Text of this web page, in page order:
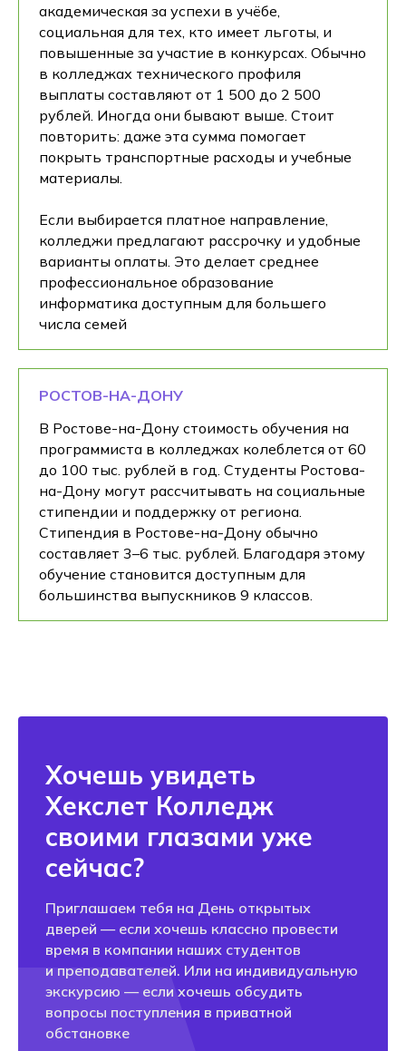
академическая за успехи в учёбе,
социальная для тех, кто имеет льготы, и
повышенные за участие в конкурсах. Обычно
в колледжах технического профиля
выплаты составляют от 1 500 до 2 500
рублей. Иногда они бывают выше. Стоит
повторить: даже эта сумма помогает
покрыть транспортные расходы и учебные
материалы.
Если выбирается платное направление,
колледжи предлагают рассрочку и удобные
варианты оплаты. Это делает среднее
профессиональное образование
информатика доступным для большего
числа семей
РОСТОВ-НА-ДОНУ
В Ростове-на-Дону стоимость обучения на
программиста в колледжах колеблется от 60
до 100 тыс. рублей в год. Студенты Ростова-
на-Дону могут рассчитывать на социальные
стипендии и поддержку от региона.
Стипендия в Ростове-на-Дону обычно
составляет 3–6 тыс. рублей. Благодаря этому
обучение становится доступным для
большинства выпускников 9 классов.
Хочешь увидеть
Хекслет Колледж
своими глазами уже
сейчас?
Приглашаем тебя на День открытых
дверей — если хочешь классно провести
время в компании наших студентов
и преподавателей. Или на индивидуальную
экскурсию — если хочешь обсудить
вопросы поступления в приватной
обстановке